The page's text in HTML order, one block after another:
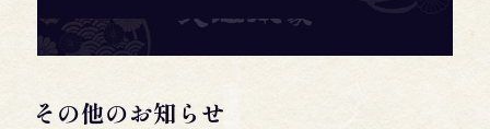
その他のお知らせ